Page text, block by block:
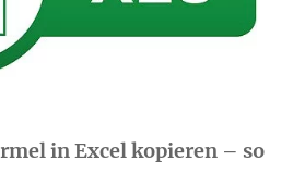
in Excel kopieren – so